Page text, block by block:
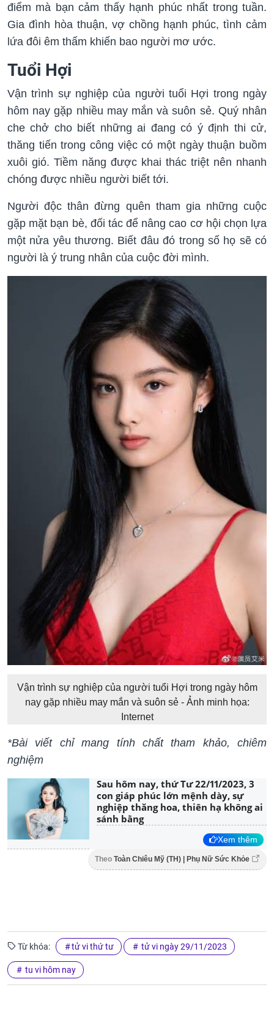
điểm mà bạn cảm thấy hạnh phúc nhất trong tuần.
Gia đình hòa thuận, vợ chồng hạnh phúc, tình cảm
lứa đôi êm thấm khiến bao người mơ ước.
Tuổi Hợi
Vận trình sự nghiệp của người tuổi Hợi trong ngày
hôm nay gặp nhiều may mắn và suôn sẻ. Quý nhân
che chở cho biết những ai đang có ý định thi cử,
thăng tiến trong công việc có một ngày thuận buồm
xuôi gió. Tiềm năng được khai thác triệt nên nhanh
chóng được nhiều người biết tới.
Người độc thân đừng quên tham gia những cuộc
gặp mặt bạn bè, đối tác để nâng cao cơ hội chọn lựa
một nửa yêu thương. Biết đâu đó trong số họ sẽ có
người là ý trung nhân của cuộc đời mình.
Vận trình sự nghiệp của người tuổi Hợi trong ngày hôm
nay gặp nhiều may mắn và suôn sẻ - Ảnh minh họa:
Internet
*Bài viết chỉ mang tính chất tham khảo, chiêm
nghiệm
Sau hôm nay, thứ Tư 22/11/2023, 3
con giáp phúc lớn mệnh dày, sự
nghiệp thăng hoa, thiên hạ không ai
sánh bằng
Xem thêm
Theo Toàn Chiêu Mỹ (TH) | Phụ Nữ Sức Khỏe
Từ khóa: tử vi thứ tư tử vi ngày 29/11/2023
tu vi hôm nay